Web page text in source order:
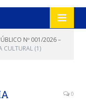
Nº 001/2026 –
CULTURAL (1)
0